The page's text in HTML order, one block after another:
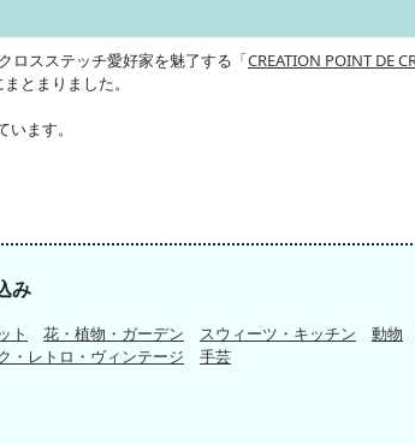
ロスステッチ愛好家を魅了する「CREATION POINT DE
とまりました。
ます。
み
ト 花・植物・ガーデン スウィーツ・キッチン 動物
・レトロ・ヴィンテージ 手芸